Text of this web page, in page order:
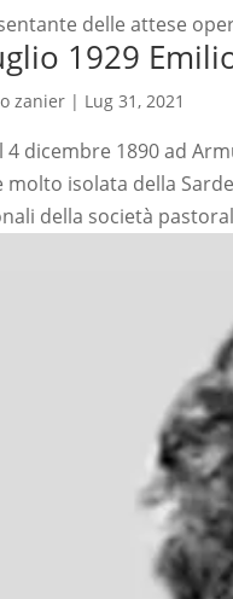
delle attese
1929
zanier | Lug 31, 2021
4 dicembre 1890 ad
molto isolata della
della società